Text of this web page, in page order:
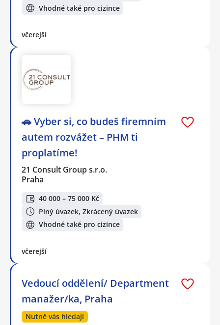
Vhodné také pro cizince
včerejší
🚗 Vyber si, co budeš firemním
autem rozvážet – PHM ti
proplatíme!
21 Consult Group s.r.o.
Praha
40 000 – 75 000 Kč
Plný úvazek, Zkrácený úvazek
Vhodné také pro cizince
včerejší
Vedoucí oddělení/ Department
manažer/ka, Praha
Nutně vás hledají